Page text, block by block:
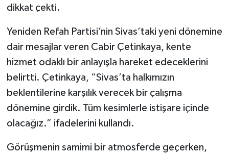
dikkat çekti.
Yeniden Refah Partisi’nin Sivas’taki yeni dönemine
dair mesajlar veren Cabir Çetinkaya, kente
hizmet odaklı bir anlayışla hareket edeceklerini
belirtti. Çetinkaya, “Sivas’ta halkımızın
beklentilerine karşılık verecek bir çalışma
dönemine girdik. Tüm kesimlerle istişare içinde
olacağız.” ifadelerini kullandı.
Görüşmenin samimi bir atmosferde geçerken,